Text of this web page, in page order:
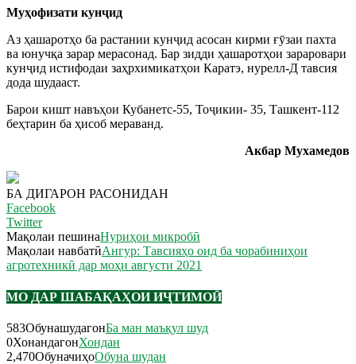
Муҳофизати кунҷид
Аз ҳашаротҳо ба растании кунҷид асосан кирми ғӯзаи пахта
ва юнучқа зарар мерасонад. Бар зидди ҳашаротҳои зараровари
кунҷид истифодаи заҳрхимикатҳои Каратэ, нурелл-Д тавсия
дода шудааст.
Барои кишт навъҳои Кубанетс-55, Тоҷикии- 35, Ташкент-112
беҳтарин ба ҳисоб мераванд.
Акбар Мухамедов
БА ДИГАРОН РАСОНИДАН
Facebook
Twitter
Мақолаи пешинаНуриҳои микробӣ
Мақолаи навбатӣАнгур: Тавсияҳо оид ба чорабиниҳои
агротехникӣ дар моҳи августи 2021
МО ДАР ШАБАҚАҲОИ ИҶТИМОӢ
583ОбунашудагонБа ман маъқул шуд
0ХонандагонХондан
2,470ОбуначиҳоОбуна шудан